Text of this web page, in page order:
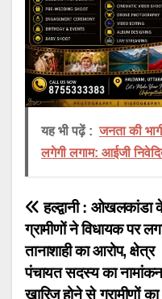
यह भी पढ़ें : जनता की
लगेगी लगाम: आईजी
Post
navigation
हल्द्वानी : ओखलकांडा
ग्रामीणों ने विधायक पर
तानाशाही का आरोप, क्षेत्र
पंचायत सदस्य का नामांकन
खारिज होने से ग्रामीणों का